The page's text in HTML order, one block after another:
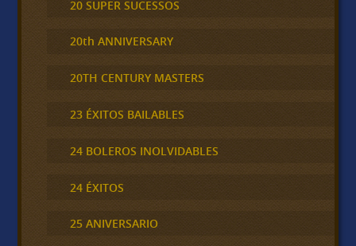
20 SUPER SUCESSOS
20th ANNIVERSARY
20TH CENTURY MASTERS
23 ÉXITOS BAILABLES
24 BOLEROS INOLVIDABLES
24 ÉXITOS
25 ANIVERSARIO